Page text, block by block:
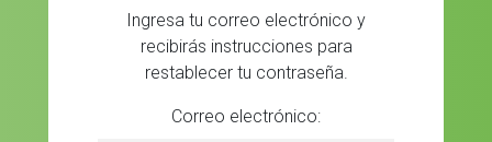
Ingresa tu correo electrónico y
recibirás instrucciones para
restablecer tu contraseña.
Correo electrónico: